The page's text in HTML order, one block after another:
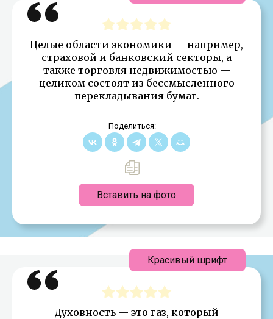
Целые области экономики — например,
страховой и банковский секторы, а
также торговля недвижимостью —
целиком состоят из бессмысленного
перекладывания бумаг.
Поделиться:
Вставить на фото
Духовность — это газ, который
Красивый шрифт